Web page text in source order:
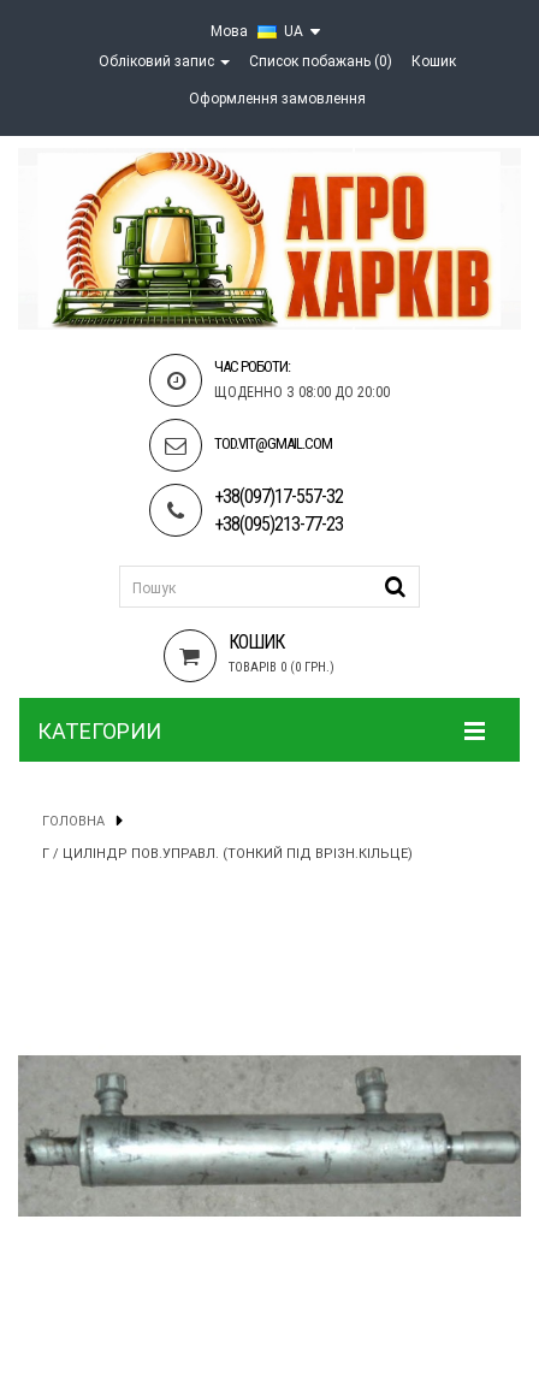
Мова
UA
Обліковий запис
Список побажань (0) Кошик
Оформлення замовлення
ЧАС РОБОТИ:
ЩОДЕННО З 08:00 ДО 20:00
TOD.VIT@GMAIL.COM
+38(097)17-557-32
+38(095)213-77-23
КОШИК
ТОВАРІВ 0 (0 ГРН.)
КАТЕГОРИИ
ГОЛОВНА
Г / ЦИЛІНДР ПОВ.УПРАВЛ. (ТОНКИЙ ПІД ВРІЗН.КІЛЬЦЕ)